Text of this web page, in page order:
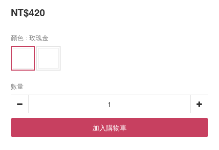
NT$420
顏色 : 玫瑰金
數量
加入購物車